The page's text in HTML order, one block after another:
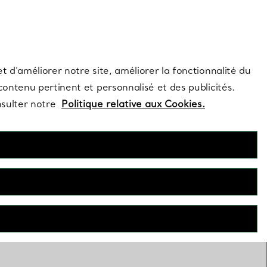
FILTRES
d’améliorer notre site, améliorer la fonctionnalité du
pertinent et personnalisé et des publicités.
notre Politique relative aux Cookies.